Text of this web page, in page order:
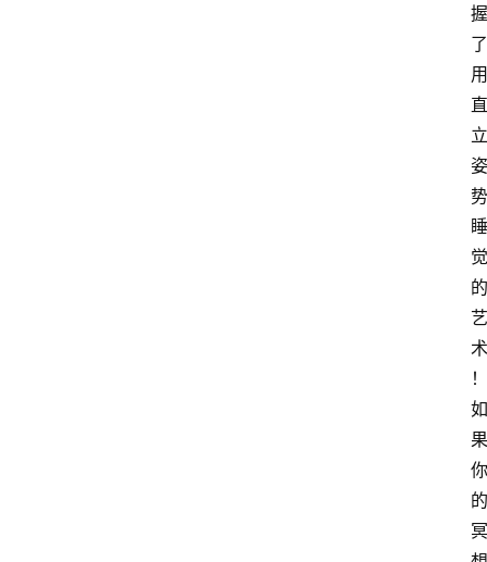
握
了
用
直
立
姿
势
睡
觉
的
艺
术
！
如
果
你
的
冥